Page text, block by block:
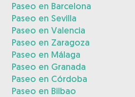
Paseo en Barcelona
Paseo en Sevilla
Paseo en Valencia
Paseo en Zaragoza
Paseo en Málaga
Paseo en Granada
Paseo en Córdoba
Paseo en Bilbao